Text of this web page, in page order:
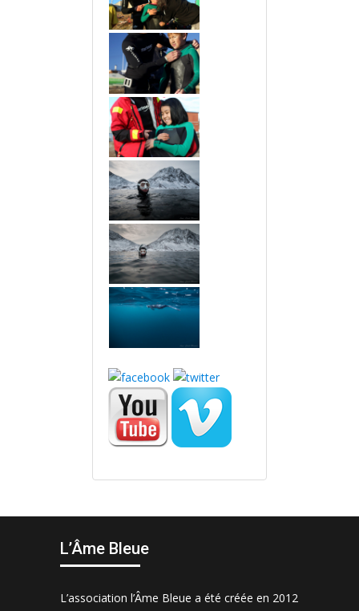
L’Âme Bleue
L’association l’Âme Bleue a été créée en 2012